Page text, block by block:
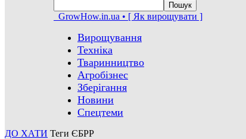
GrowHow.in.ua • [ Як вирощувати ]
Вирощування
Техніка
Тваринництво
Агробізнес
Зберігання
Новини
Спецтеми
ДО ХАТИ Теги ЄБРР